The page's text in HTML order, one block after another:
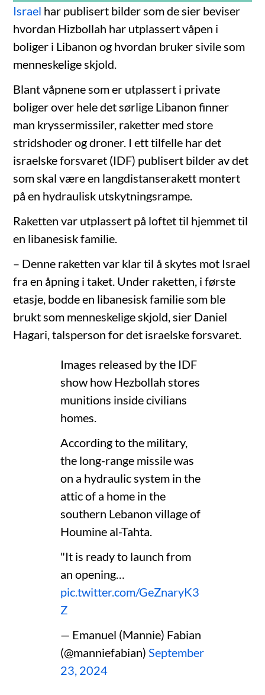
Israel har publisert bilder som de sier beviser
hvordan Hizbollah har utplassert våpen i
boliger i Libanon og hvordan bruker sivile som
menneskelige skjold.
Blant våpnene som er utplassert i private
boliger over hele det sørlige Libanon finner
man kryssermissiler, raketter med store
stridshoder og droner. I ett tilfelle har det
israelske forsvaret (IDF) publisert bilder av det
som skal være en langdistanserakett montert
på en hydraulisk utskytningsrampe.
Raketten var utplassert på loftet til hjemmet til
en libanesisk familie.
– Denne raketten var klar til å skytes mot Israel
fra en åpning i taket. Under raketten, i første
etasje, bodde en libanesisk familie som ble
brukt som menneskelige skjold, sier Daniel
Hagari, talsperson for det israelske forsvaret.
Images released by the IDF
show how Hezbollah stores
munitions inside civilians
homes.
According to the military,
the long-range missile was
on a hydraulic system in the
attic of a home in the
southern Lebanon village of
Houmine al-Tahta.
"It is ready to launch from
an opening…
pic.twitter.com/GeZnaryK3
Z
— Emanuel (Mannie) Fabian
(@manniefabian) September
23, 2024